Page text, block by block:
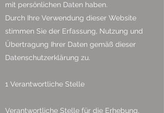
mit persönlichen Daten haben.
Durch Ihre Verwendung dieser Website
stimmen Sie der Erfassung, Nutzung und
Übertragung Ihrer Daten gemäß dieser
Datenschutzerklärung zu.
1 Verantwortliche Stelle
Verantwortliche Stelle für die Erhebung,